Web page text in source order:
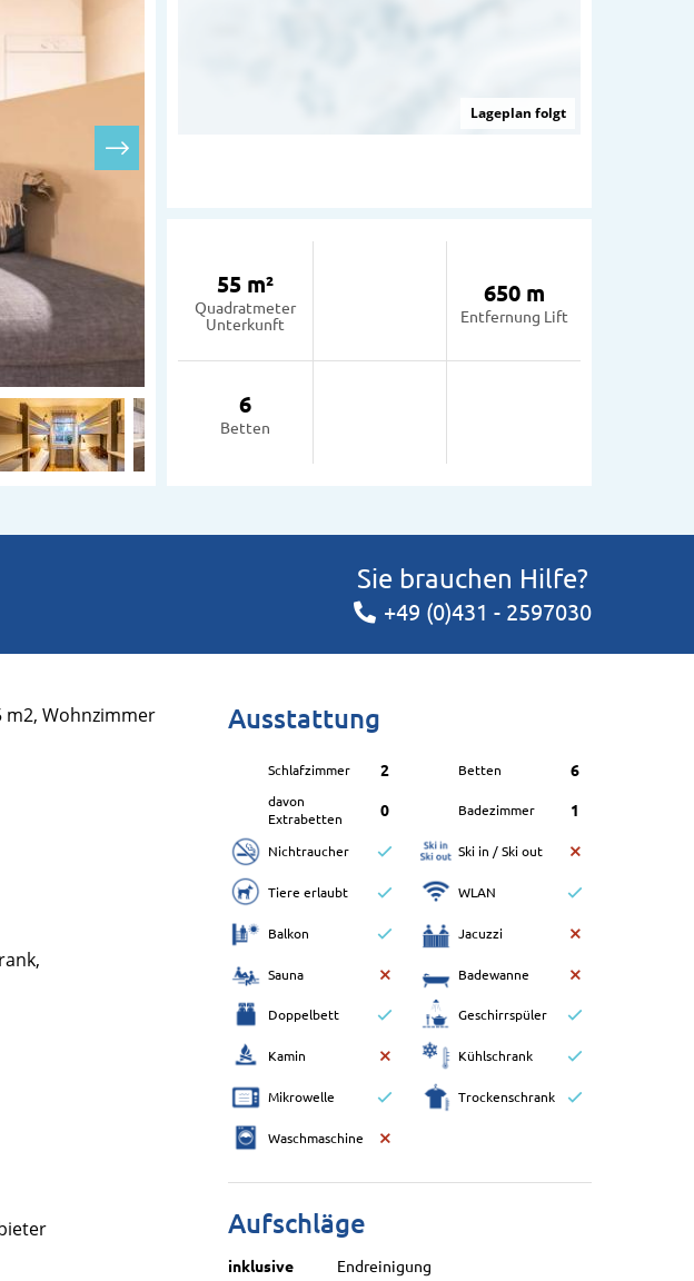
Lageplan folgt
55 m²
Quadratmeter
Unterkunft
650 m
Entfernung Lift
6
Betten
Sie brauchen Hilfe?
+49 (0)431 - 2597030
m2, Wohnzimmer
Ausstattung
Schlafzimmer 2 Betten 6
davon
Extrabetten
0 Badezimmer 1
Nichtraucher Ski in / Ski out
Tiere erlaubt WLAN
Balkon Jacuzzi
Sauna Badewanne
Doppelbett Geschirrspüler
Kamin Kühlschrank
Mikrowelle Trockenschrank
Waschmaschine
Aufschläge
inklusive
Endreinigung